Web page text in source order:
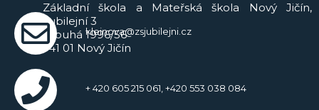
Základní škola a Mateřská škola Nový Jičín,
Jubilejní 3
Dlouhá 1996/56
741 01 Nový Jičín
kleinova@zsjubilejni.cz
+ 420 605 215 061, +420 553 038 084